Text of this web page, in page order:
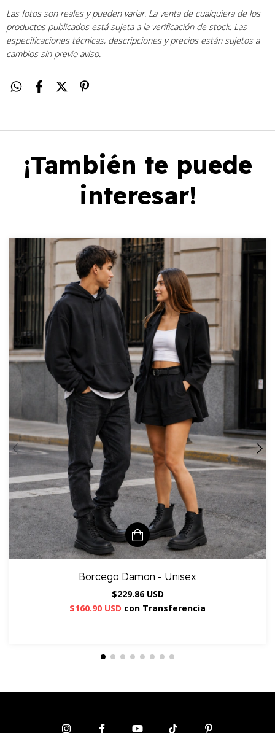
Las fotos son reales y pueden variar. La venta de cualquiera de los
productos publicados está sujeta a la verificación de stock. Las
especificaciones técnicas, descripciones y precios están sujetos a
cambios sin previo aviso.
¡También te puede
interesar!
Borcego Damon - Unisex
$229.86 USD
$160.90 USD con Transferencia